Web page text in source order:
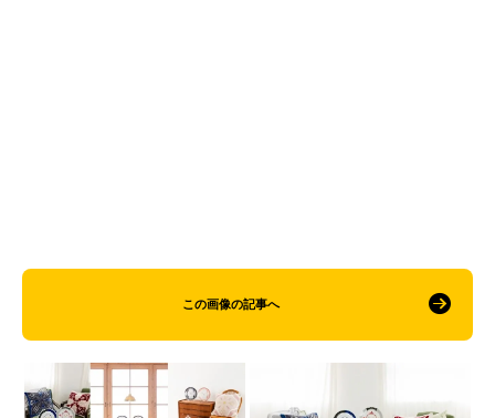
この画像の記事へ